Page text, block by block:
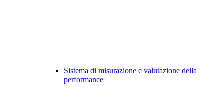
Sistema di misurazione e valutazione della
performance